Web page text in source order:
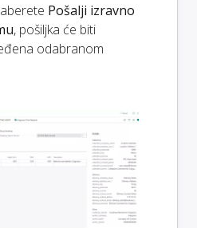
Pošalji izravno
, pošiljka će biti
odabranom